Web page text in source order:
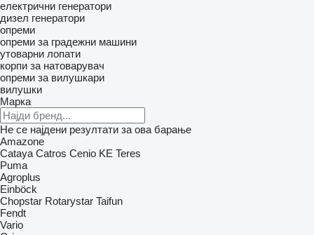
електрични генератори
дизел генератори
опреми
опреми за градежни машини
утоварни лопати
корпи за натоварувач
опреми за вилушкари
вилушки
Марка
Не се најдени резултати за ова барање
Amazone
Cataya Catros Cenio KE Teres
Puma
Agroplus
Einböck
Chopstar Rotarystar Taifun
Fendt
Vario